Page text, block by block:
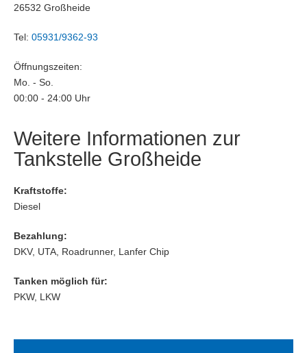
26532 Großheide
Tel: 05931/9362-93
Öffnungszeiten:
Mo. - So.
00:00 - 24:00 Uhr
Weitere Informationen zur
Tankstelle Großheide
Kraftstoffe:
Diesel
Bezahlung:
DKV, UTA, Roadrunner, Lanfer Chip
Tanken möglich für:
PKW, LKW